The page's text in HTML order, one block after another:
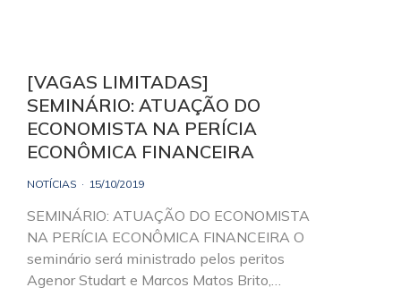
[VAGAS LIMITADAS]
SEMINÁRIO: ATUAÇÃO DO
ECONOMISTA NA PERÍCIA
ECONÔMICA FINANCEIRA
NOTÍCIAS 15/10/2019
SEMINÁRIO: ATUAÇÃO DO ECONOMISTA
NA PERÍCIA ECONÔMICA FINANCEIRA O
seminário será ministrado pelos peritos
Agenor Studart e Marcos Matos Brito,…